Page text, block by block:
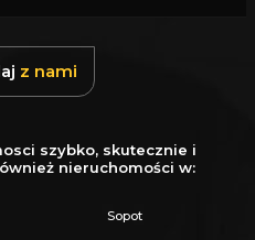
bezpieczeństwo.
niezwykle atrakcyjna -
się miasta, które
z nami
szybko, skutecznie i
nieruchomości w:
Sopot